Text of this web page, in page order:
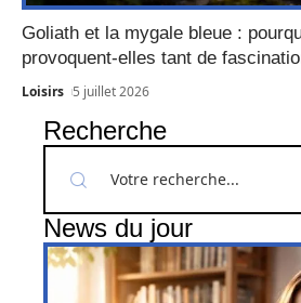
Goliath et la mygale bleue :
provoquent-elles tant de
Loisirs 5 juillet 2026
Recherche
News du jour